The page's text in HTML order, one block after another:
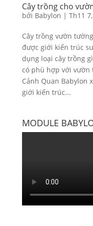
Cây trồng cho
bởi Babylon | Th11
Cây trồng vườn
được giới kiến trúc
dụng loại cây trồng
có phù hợp với vườn
Cảnh Quan Babylon
giới kiến trúc...
MODULE